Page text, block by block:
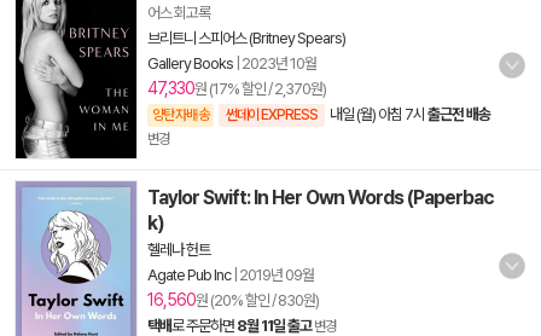
어스 회고록
브리트니 스피어스 (Britney Spears)
Gallery Books 2023년 10월
47,330원 (17% 할인 / 2,370원)
양탄자배송 썬데이 EXPRESS 내일 (월) 아침 7시 출근전 배송
변경
Taylor Swift: In Her Own Words (Paperbac
k)
헬레나 헌트
Agate Pub Inc 2019년 09월
16,560원 (20% 할인 / 830원)
택배로 주문하면 8월 11일 출고 변경